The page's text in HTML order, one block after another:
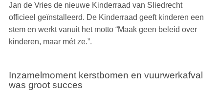
Jan de Vries de nieuwe Kinderraad van Sliedrecht
officieel geïnstalleerd. De Kinderraad geeft kinderen een
stem en werkt vanuit het motto “Maak geen beleid over
kinderen, maar mét ze.”.
Inzamelmoment kerstbomen en vuurwerkafval
was groot succes